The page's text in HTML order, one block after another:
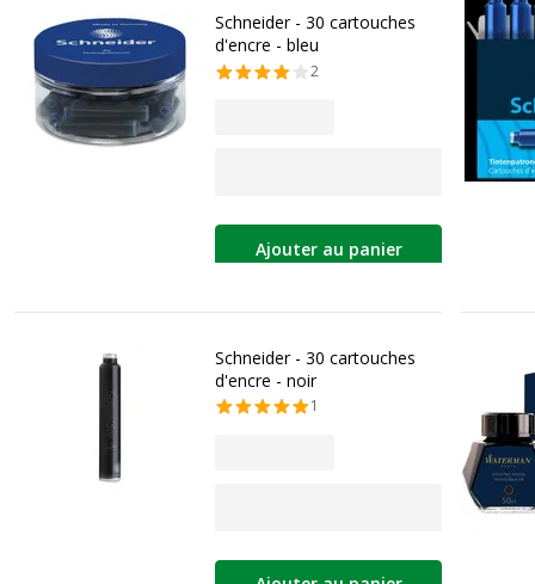
Schneider - 30 cartouches
d'encre - bleu
2
Ajouter au panier
Schneider - 30 cartouches
d'encre - noir
1